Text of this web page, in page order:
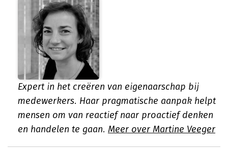
Expert in het creëren van eigenaarschap bij
medewerkers. Haar pragmatische aanpak helpt
mensen om van reactief naar proactief denken
en handelen te gaan. Meer over Martine Veeger